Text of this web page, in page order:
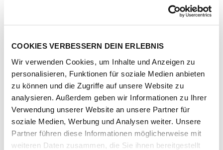
COOKIES VERBESSERN DEIN ERLEBNIS
Wir verwenden Cookies, um Inhalte und Anzeigen zu
personalisieren, Funktionen für soziale Medien anbieten
zu können und die Zugriffe auf unsere Website zu
analysieren. Außerdem geben wir Informationen zu Ihrer
Verwendung unserer Website an unsere Partner für
soziale Medien, Werbung und Analysen weiter. Unsere
Partner führen diese Informationen möglicherweise mit
weiteren Daten zusammen, die Sie ihnen bereitgestellt
Artikel-Nr.85-514-24-cuoio-camel
Farbe cuoio camel